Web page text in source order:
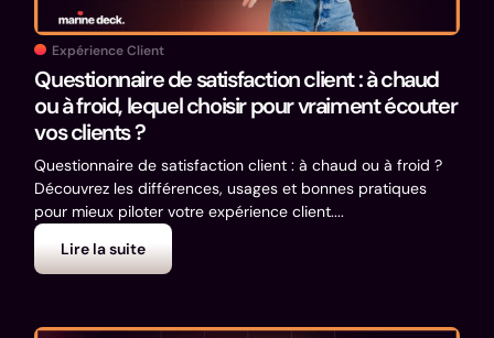
Expérience Client
Questionnaire de satisfaction client : à chaud
ou à froid, lequel choisir pour vraiment écouter
vos clients ?
Questionnaire de satisfaction client : à chaud ou à froid ?
Découvrez les différences, usages et bonnes pratiques
pour mieux piloter votre expérience client....
Lire la suite